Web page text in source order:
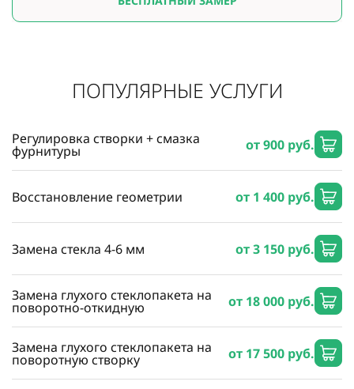
ПОПУЛЯРНЫЕ УСЛУГИ
Регулировка створки + смазка
фурнитуры от 900 руб.
Восстановление геометрии от 1 400 руб.
Замена стекла 4-6 мм от 3 150 руб.
Замена глухого стеклопакета на
поворотно-откидную от 18 000 руб.
Замена глухого стеклопакета на
поворотную створку от 17 500 руб.